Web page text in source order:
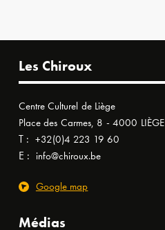
Les Chiroux
Centre Culturel de Liège
Place des Carmes, 8 - 4000 LIÈGE
T : +32(0)4 223 19 60
E : info@chiroux.be
Google map
Médias